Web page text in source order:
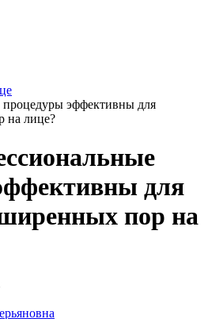
эффективны для
на лице?
для
пор на